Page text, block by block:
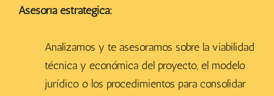
Asesoría estratégica:
Analizamos y te asesoramos sobre la viabilidad
técnica y económica del proyecto, el modelo
jurídico o los procedimientos para consolidar